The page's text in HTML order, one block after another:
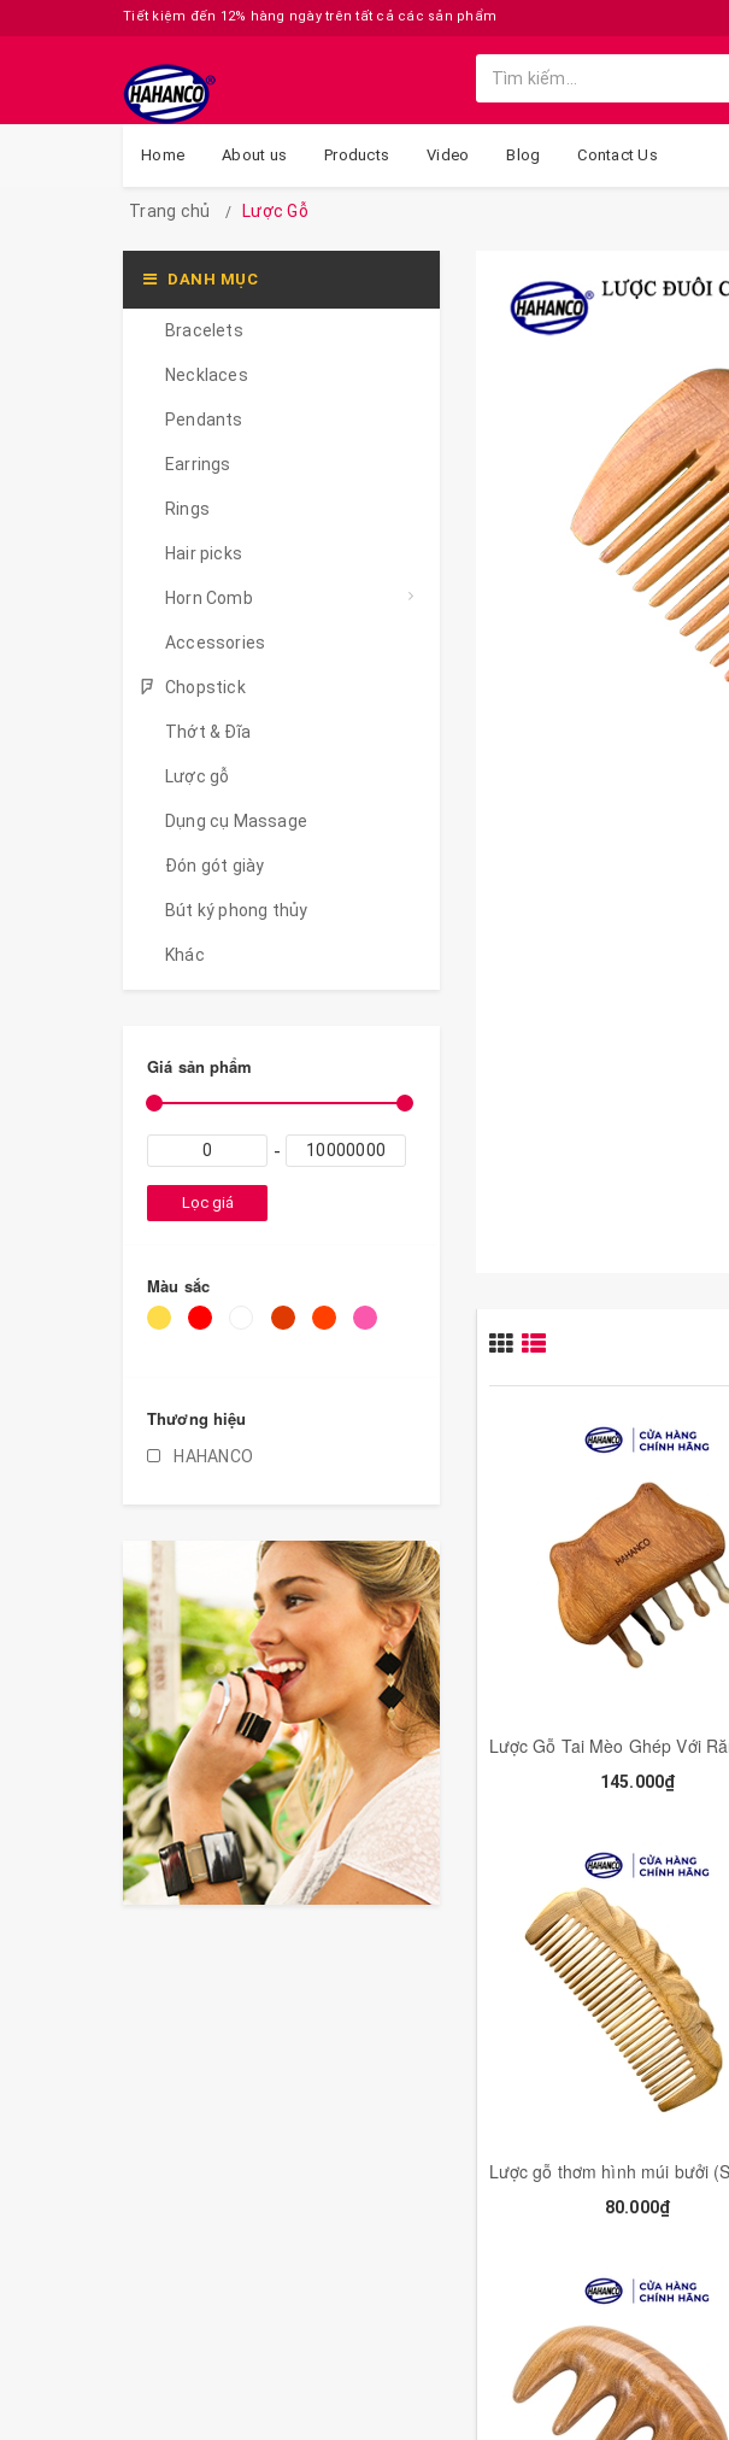
Tiết kiệm đến 12% hàng ngày trên tất cả các sản phẩm
Home About us Products Video Blog Contact Us
Trang chủ Lược Gỗ
DANH MỤC
Bracelets
Necklaces
Pendants
Earrings
Rings
Hair picks
Horn Comb
Accessories
Chopstick
Thớt & Đĩa
Lược gỗ
Dụng cụ Massage
Đón gót giày
Bút ký phong thủy
Khác
Giá sản phẩm
Lọc giá
Màu sắc
Thương hiệu
HAHANCO
145.000₫
80.000₫